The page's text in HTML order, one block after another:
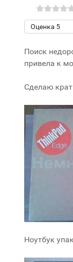
Поиск
привела к
Сделаю
Ноутбук